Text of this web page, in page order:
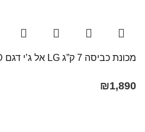
מכונת כביסה 7 ק”ג LG אל ג’י דגם F1607BD
₪1,890